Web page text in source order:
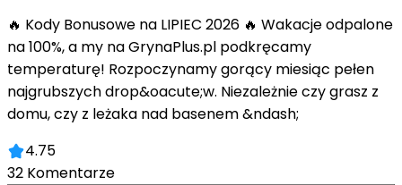
🔥 Kody Bonusowe na LIPIEC 2026 🔥 Wakacje odpalone
na 100%, a my na GrynaPlus.pl podkręcamy
temperaturę! Rozpoczynamy gorący miesiąc pełen
najgrubszych drop&oacute;w. Niezależnie czy grasz z
domu, czy z leżaka nad basenem &ndash;
4.75
32 Komentarze